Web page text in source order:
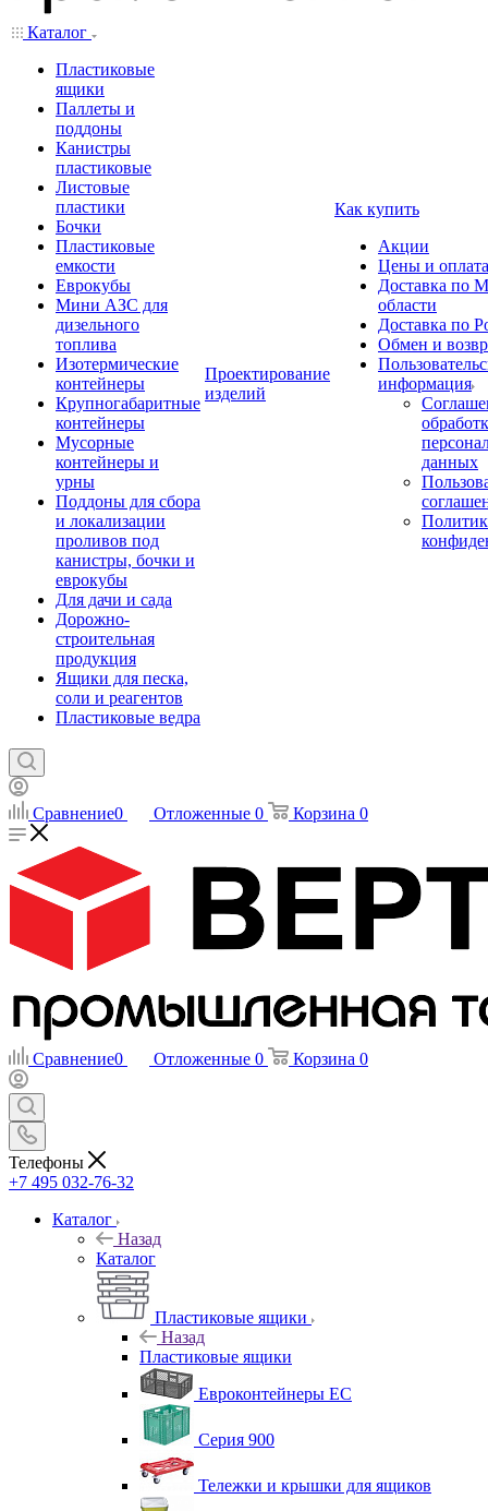
Каталог
Пластиковые
ящики
Паллеты и
поддоны
Канистры
пластиковые
Листовые
пластики
Бочки
Пластиковые
емкости
Еврокубы
Мини АЗС для
дизельного
топлива
Изотермические
контейнеры
Крупногабаритные
контейнеры
Мусорные
контейнеры и
урны
Поддоны для сбора
и локализации
проливов под
канистры, бочки и
еврокубы
Для дачи и сада
Дорожно-
строительная
продукция
Ящики для песка,
соли и реагентов
Пластиковые ведра
Проектирование
изделий
Как купить
Акции
Цены и оплата
Доставка по
области
Доставка по
Обмен и
информация
данных
Сравнение0 Отложенные 0 Корзина 0
Сравнение0 Отложенные 0 Корзина 0
Телефоны
+7 495 032-76-32
Каталог
Назад
Каталог
Пластиковые ящики
Назад
Пластиковые ящики
Евроконтейнеры ЕС
Серия 900
Тележки и крышки для ящиков